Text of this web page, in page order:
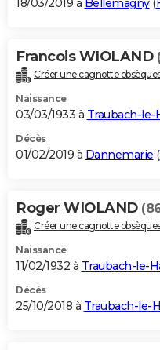
18/03/2019 à Bellemagny(
Francois WIOLAND
Créer une cagnotte
Naissance
03/03/1933 à Traubach-le-
Décès
01/02/2019 à Dannemarie (
Roger WIOLAND
Créer une cagnotte
Naissance
11/02/1932 à Traubach-le-
Décès
25/10/2018 à Traubach-le-